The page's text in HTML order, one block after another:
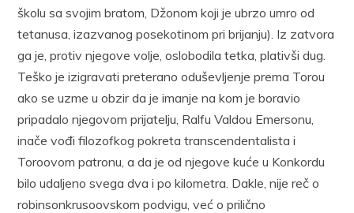
školu sa svojim bratom, Džonom koji je ubrzo umro od
tetanusa, izazvanog posekotinom pri brijanju). Iz zatvora
ga je, protiv njegove volje, oslobodila tetka, plativši dug.
Teško je izigravati preterano oduševljenje prema Torou
ako se uzme u obzir da je imanje na kom je boravio
pripadalo njegovom prijatelju, Ralfu Valdou Emersonu,
inače vođi filozofkog pokreta transcendentalista i
Toroovom patronu, a da je od njegove kuće u Konkordu
bilo udaljeno svega dva i po kilometra. Dakle, nije reč o
robinsonkrusoovskom podvigu, već o prilično